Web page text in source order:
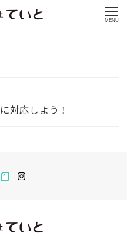
MENU
対応しよう！